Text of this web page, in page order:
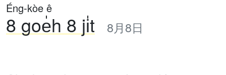
Éng-kòe ê
8 goe̍h 8 ji̍t 8月8日